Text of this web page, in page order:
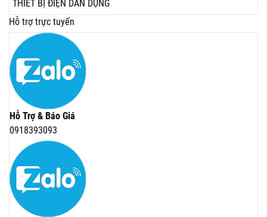
THIẾT BỊ ĐIỆN DÂN DỤNG
Hỗ trợ trực tuyến
Hỗ Trợ & Báo Giá
0918393093